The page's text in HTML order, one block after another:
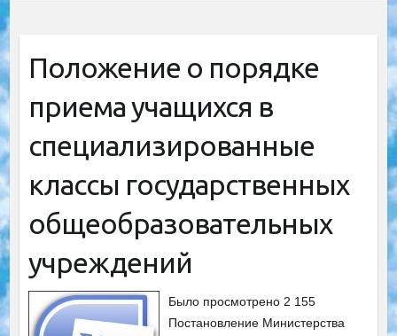
Положение о порядке
приема учащихся в
специализированные
классы государственных
общеобразовательных
учреждений
Было просмотрено 2 155
Постановление Министерства